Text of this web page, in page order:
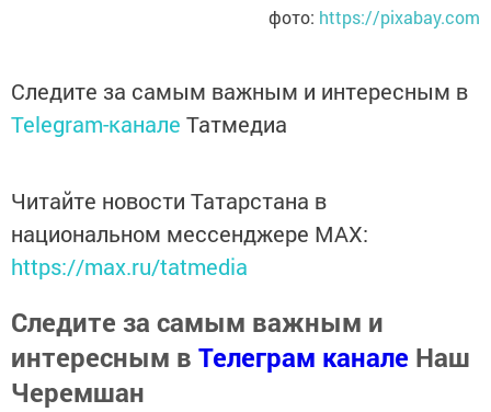
фото: https://pixabay.com
Следите за самым важным и интересным в
Telegram-канале Татмедиа
Читайте новости Татарстана в
национальном мессенджере MАХ:
https://max.ru/tatmedia
Следите за самым важным и
интересным в Телеграм канале Наш
Черемшан